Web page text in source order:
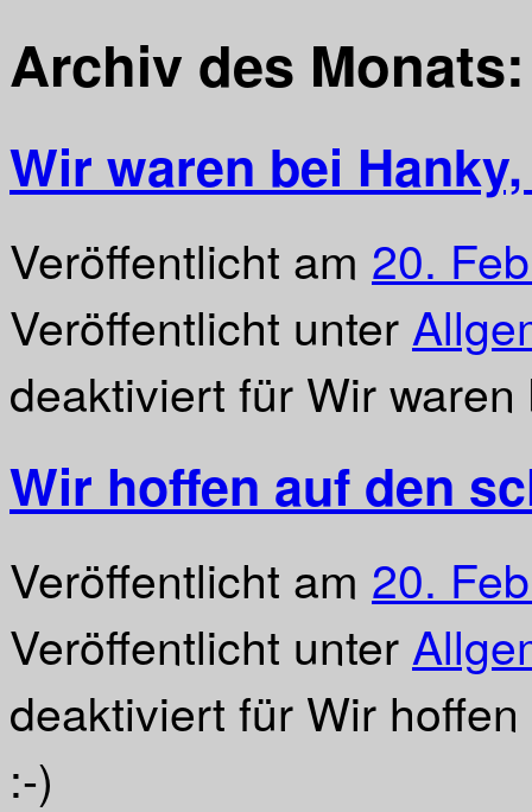
Archiv des
Wir waren bei
Veröffentlicht am 20.
Veröffentlicht unter
deaktiviert für Wir
Wir hoffen auf den
Veröffentlicht am 20.
Veröffentlicht unter
deaktiviert für Wir
:-)